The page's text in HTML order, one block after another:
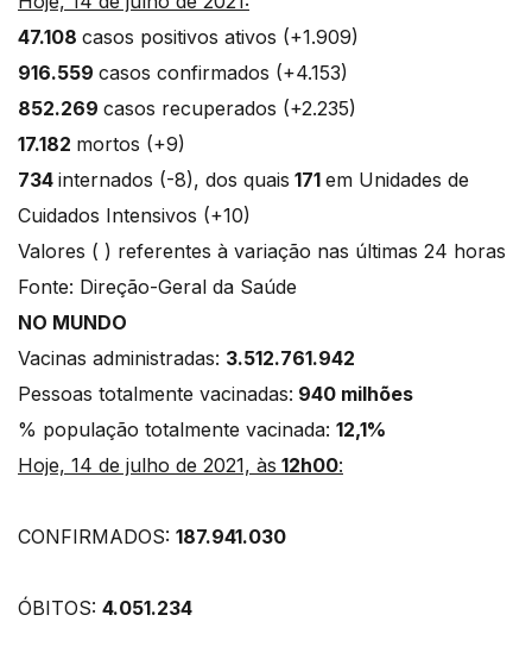
47.108 casos positivos ativos (+1.909)
916.559 casos confirmados (+4.153)
852.269 casos recuperados (+2.235)
17.182 mortos (+9)
734 internados (-8), dos quais 171 em Unidades de
Cuidados Intensivos (+10)
Valores ( ) referentes à variação nas últimas 24 horas
Fonte: Direção-Geral da Saúde
NO MUNDO
Vacinas administradas: 3.512.761.942
Pessoas totalmente vacinadas: 940 milhões
% população totalmente vacinada: 12,1%
Hoje, 14 de julho de 2021, às 12h00:
CONFIRMADOS: 187.941.030
ÓBITOS: 4.051.234